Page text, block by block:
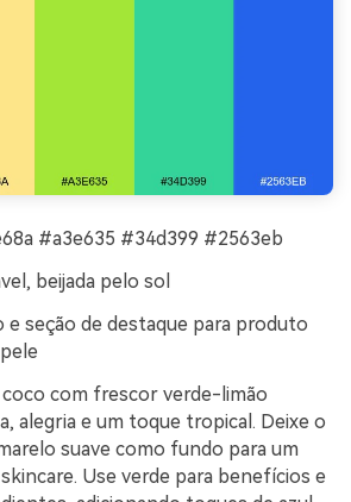
#a3e635 #34d399 #2563eb
beijada pelo sol
e seção de destaque para produto
com frescor verde-limão
alegria e um toque tropical. Deixe o
suave como fundo para um
Use verde para benefícios e